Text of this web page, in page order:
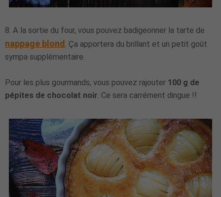
8. A la sortie du four, vous pouvez badigeonner la tarte de
nappage blond . Ça apportera du brillant et un petit goût
sympa supplémentaire.
Pour les plus gourmands, vous pouvez rajouter 100 g de
pépites de chocolat noir. Ce sera carrément dingue !!